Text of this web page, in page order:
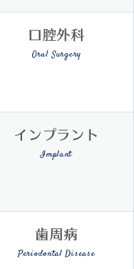
口腔外科
Oral Surgery
インプラント
Implant
歯周病
Periodontal Disease